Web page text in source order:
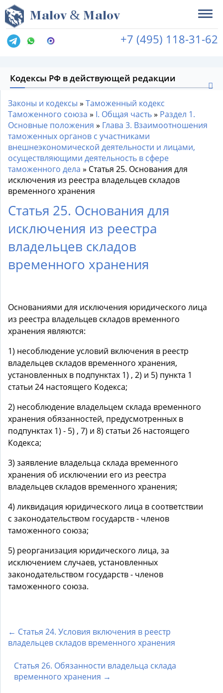
Malov & Malov
+7 (495) 118-31-62
Кодексы РФ в действующей редакции
Законы и кодексы » Таможенный кодекс
Таможенного союза » I. Общая часть» Раздел 1.
Основные положения » Глава 3. Взаимоотношения
таможенных органов с участниками
внешнеэкономической деятельности и лицами,
осуществляющими деятельность в сфере
таможенного дела » Статья 25. Основания для
исключения из реестра владельцев складов
временного хранения
Статья 25. Основания для
исключения из реестра
владельцев складов
временного хранения
Основаниями для исключения юридического лица
из реестра владельцев складов временного
хранения являются:
1) несоблюдение условий включения в реестр
владельцев складов временного хранения,
установленных в подпунктах 1) , 2) и 5) пункта 1
статьи 24 настоящего Кодекса;
2) несоблюдение владельцем склада временного
хранения обязанностей, предусмотренных в
подпунктах 1) - 5) , 7) и 8) статьи 26 настоящего
Кодекса;
3) заявление владельца склада временного
хранения об исключении его из реестра
владельцев складов временного хранения;
4) ликвидация юридического лица в соответствии
с законодательством государств - членов
таможенного союза;
5) реорганизация юридического лица, за
исключением случаев, установленных
законодательством государств - членов
таможенного союза.
← Статья 24. Условия включения в реестр
владельцев складов временного хранения
Статья 26. Обязанности владельца склада
временного хранения →